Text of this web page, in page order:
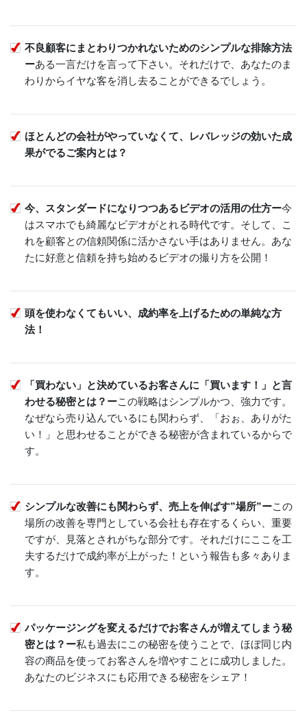
不良顧客にまとわりつかれないためのシンプルな排除方法
ーある一言だけを言って下さい。それだけで、あなたのま
わりからイヤな客を消し去ることができるでしょう。
ほとんどの会社がやっていなくて、レバレッジの効いた成
果がでるご案内とは？
今、スタンダードになりつつあるビデオの活用の仕方ー今
はスマホでも綺麗なビデオがとれる時代です。そして、こ
れを顧客との信頼関係に活かさない手はありません。あな
たに好意と信頼を持ち始めるビデオの撮り方を公開！
頭を使わなくてもいい、成約率を上げるための単純な方
法！
「買わない」と決めているお客さんに「買います！」と言
わせる秘密とは？ーこの戦略はシンプルかつ、強力です。
なぜなら売り込んでいるにも関わらず、「おぉ、ありがた
い！」と思わせることができる秘密が含まれているからで
す。
シンプルな改善にも関わらず、売上を伸ばす”場所”ーこの
場所の改善を専門としている会社も存在するくらい、重要
ですが、見落とされがちな部分です。それだけにここを工
夫するだけで成約率が上がった！という報告も多々ありま
す。
パッケージングを変えるだけでお客さんが増えてしまう秘
密とは？ー私も過去にこの秘密を使うことで、ほぼ同じ内
容の商品を使ってお客さんを増やすことに成功しました。
あなたのビジネスにも応用できる秘密をシェア！